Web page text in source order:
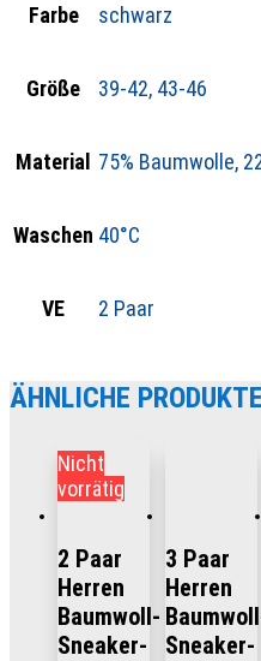
Farbe schwarz
Größe 39-42, 43-46
Material 75% Baumwolle,
Waschen 40°C
VE 2 Paar
ÄHNLICHE PRODUKTE
Nicht
vorrätig
2 Paar
Herren
Baumwoll-
Sneaker-
3 Paar
Herren
Sneaker-